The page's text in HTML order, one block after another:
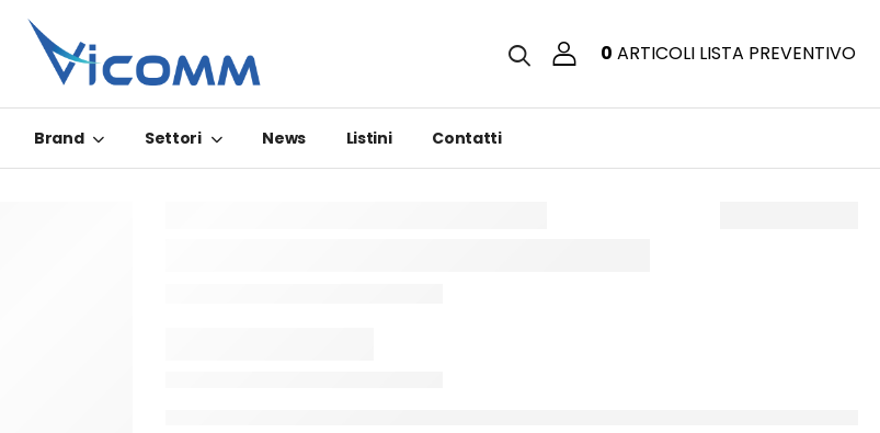
0 ARTICOLI LISTA PREVENTIVO
Brand Settori News Listini Contatti